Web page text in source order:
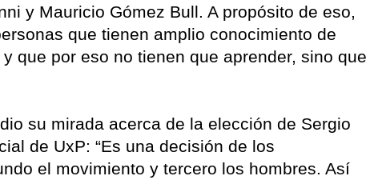
y Mauricio Gómez Bull. A propósito de eso,
que tienen amplio conocimiento de
que por eso no tienen que aprender, sino que
su mirada acerca de la elección de Sergio
de UxP: “Es una decisión de los
el movimiento y tercero los hombres. Así